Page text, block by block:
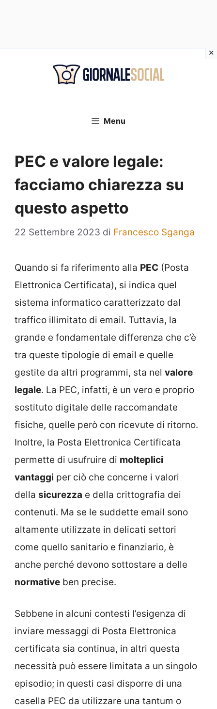
Menu
PEC e valore legale:
facciamo chiarezza su
questo aspetto
22 Settembre 2023 di Francesco Sganga
Quando si fa riferimento alla PEC (Posta
Elettronica Certificata), si indica quel
sistema informatico caratterizzato dal
traffico illimitato di email. Tuttavia, la
grande e fondamentale differenza che c’è
tra queste tipologie di email e quelle
gestite da altri programmi, sta nel valore
legale. La PEC, infatti, è un vero e proprio
sostituto digitale delle raccomandate
fisiche, quelle però con ricevute di ritorno.
Inoltre, la Posta Elettronica Certificata
permette di usufruire di molteplici
vantaggi per ciò che concerne i valori
della sicurezza e della crittografia dei
contenuti. Ma se le suddette email sono
altamente utilizzate in delicati settori
come quello sanitario e finanziario, è
anche perché devono sottostare a delle
normative ben precise.
Sebbene in alcuni contesti l’esigenza di
inviare messaggi di Posta Elettronica
certificata sia continua, in altri questa
necessità può essere limitata a un singolo
episodio; in questi casi disporre di una
casella PEC da utilizzare una tantum o